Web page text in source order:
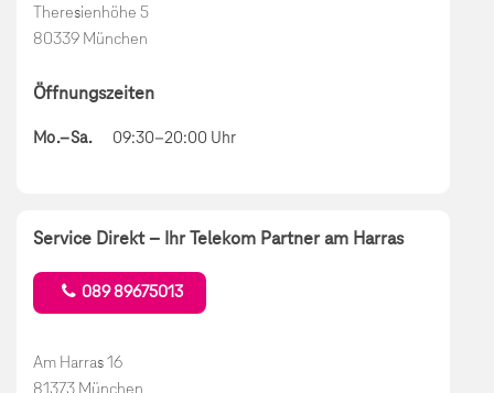
Theresienhöhe 5
80339 München
Öffnungszeiten
Mo.–Sa. 09:30–20:00 Uhr
Service Direkt – Ihr Telekom Partner am Harras
089 89675013
Am Harras 16
81373 München